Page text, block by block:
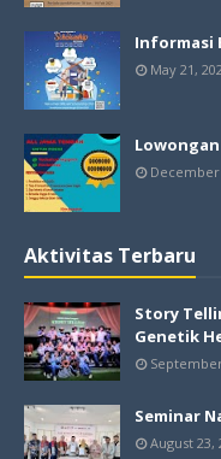
Informasi
May 21,
December
Aktivitas Terbaru
Story
Genetik
Seminar
August 23,